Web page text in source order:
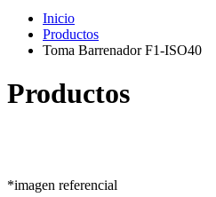
Inicio
Productos
Toma Barrenador F1-ISO40
Productos
*imagen referencial